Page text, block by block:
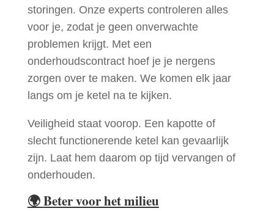
storingen. Onze experts controleren alles
voor je, zodat je geen onverwachte
problemen krijgt. Met een
onderhoudscontract hoef je je nergens
zorgen over te maken. We komen elk jaar
langs om je ketel na te kijken.
Veiligheid staat voorop. Een kapotte of
slecht functionerende ketel kan gevaarlijk
zijn. Laat hem daarom op tijd vervangen of
onderhouden.
🌍Beter voor het milieu